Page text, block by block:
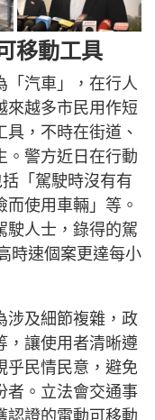
移動工具
「汽車」，在行人
來越多市民用作短
，不時在街道、
。警方近日在行動
「駕駛時沒有有
使用車輛」等。
駛人士，錄得的駕
時速個案更達每小
涉及細節複雜，政
，讓使用者清晰遵
乎民情民意，避免
者。立法會交通事
認證的電動可移動